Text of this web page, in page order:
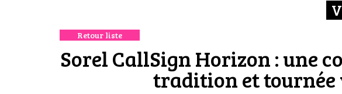
Retour liste
Sorel CallSign Horizon : une
tradition et tournée